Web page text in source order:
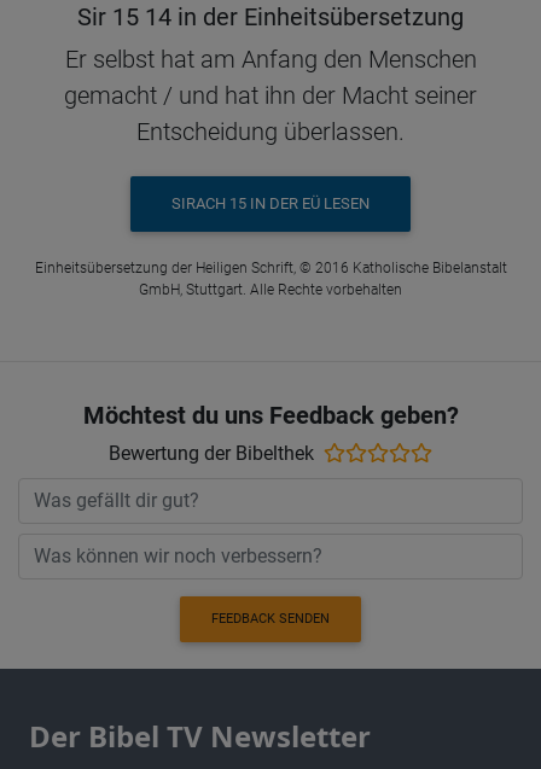
Sir 15 14 in der Einheitsübersetzung
Er selbst hat am Anfang den Menschen
gemacht / und hat ihn der Macht seiner
Entscheidung überlassen.
SIRACH 15 IN DER EÜ LESEN
Einheitsübersetzung der Heiligen Schrift, © 2016 Katholische Bibelanstalt
GmbH, Stuttgart. Alle Rechte vorbehalten
Möchtest du uns Feedback geben?
Bewertung der Bibelthek
FEEDBACK SENDEN
Der Bibel TV Newsletter